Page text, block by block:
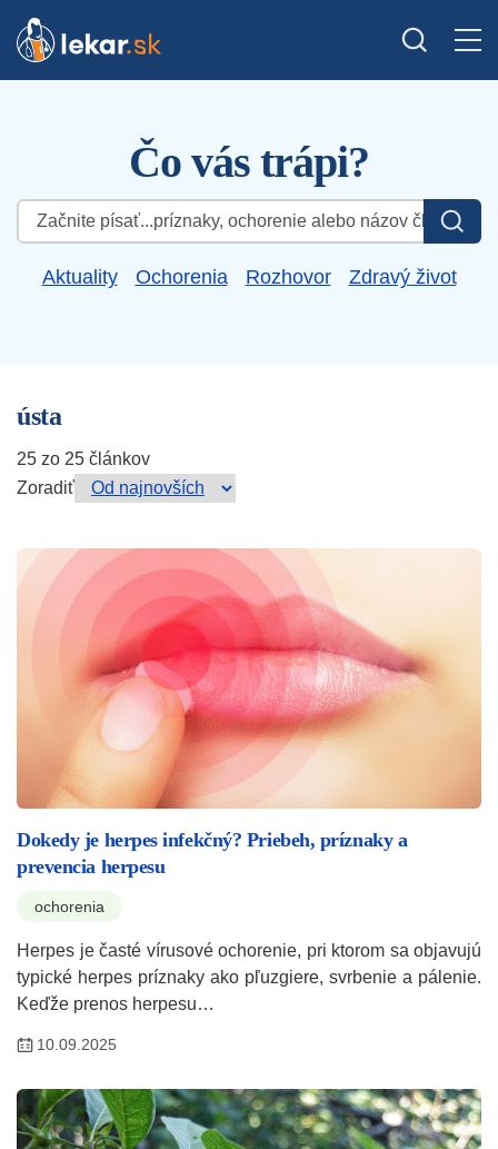
Čo vás trápi?
Hľadať:
Aktuality Ochorenia Rozhovor Zdravý život
ústa
25 zo 25 článkov
Zoradiť
Dokedy je herpes infekčný? Priebeh, príznaky a
prevencia herpesu
ochorenia
Herpes je časté vírusové ochorenie, pri ktorom sa objavujú
typické herpes príznaky ako pľuzgiere, svrbenie a pálenie.
Keďže prenos herpesu…
10.09.2025